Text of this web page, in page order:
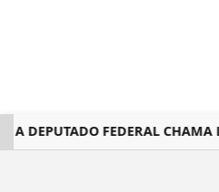
A DEPUTADO FEDERAL